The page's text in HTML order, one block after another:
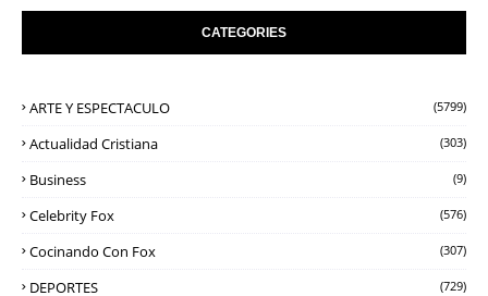
CATEGORIES
ARTE Y ESPECTACULO (5799)
Actualidad Cristiana (303)
Business (9)
Celebrity Fox (576)
Cocinando Con Fox (307)
DEPORTES (729)